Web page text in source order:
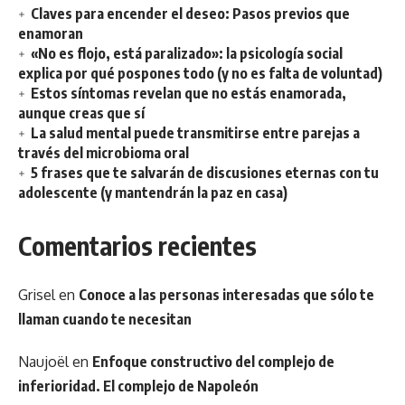
Claves para encender el deseo: Pasos previos que
enamoran
«No es flojo, está paralizado»: la psicología social
explica por qué pospones todo (y no es falta de voluntad)
Estos síntomas revelan que no estás enamorada,
aunque creas que sí
La salud mental puede transmitirse entre parejas a
través del microbioma oral
5 frases que te salvarán de discusiones eternas con tu
adolescente (y mantendrán la paz en casa)
Comentarios recientes
Grisel en Conoce a las personas interesadas que sólo te
llaman cuando te necesitan
Naujoël en Enfoque constructivo del complejo de
inferioridad. El complejo de Napoleón